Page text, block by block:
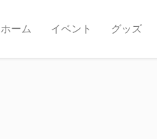
ホーム イベント グッズ